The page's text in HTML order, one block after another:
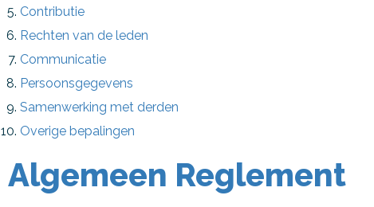
Contributie
Rechten van de leden
Communicatie
Persoonsgegevens
Samenwerking met derden
Overige bepalingen
Algemeen Reglement